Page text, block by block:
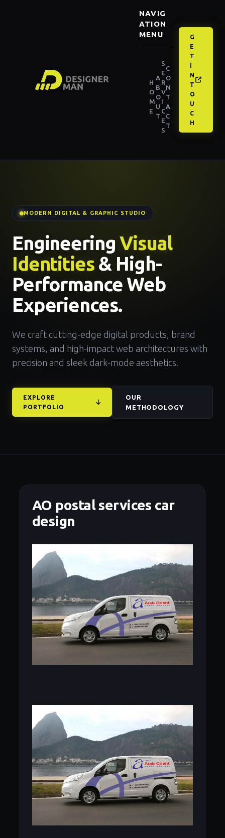
NAVIG
ATION
MENU
H
O
M
E
A
B
O
U
T
S
E
R
V
I
C
E
S
C
O
N
T
A
C
T
G
E
T
I
N
T
O
U
C
H
MODERN DIGITAL & GRAPHIC STUDIO
EngineeringVisual
Identities & High-
Performance Web
Experiences.
We craft cutting-edge digital products, brand
systems, and high-impact web architectures with
precision and sleek dark-mode aesthetics.
EXPLORE
PORTFOLIO
OUR
METHODOLOGY
AO postal services car
design